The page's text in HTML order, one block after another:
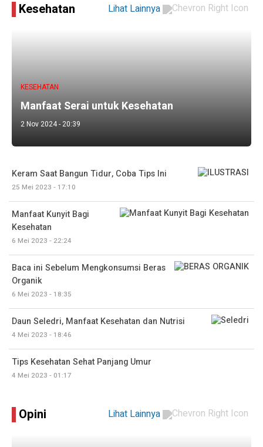
Kesehatan Lihat Lainnya
KESEHATAN
Manfaat Serai untuk Kesehatan
2 Nov 2024 - 20:39
Keram Saat Bangun Tidur, Coba Tips Ini
25 Mei 2023 - 17:10
Manfaat Kunyit Bagi
Kesehatan
6 Mei 2023 - 22:24
Baca ini Sebelum Mengkonsumsi Beras
Organik
6 Mei 2023 - 18:35
Daun Seledri, Manfaat Kesehatan dan Nutrisi
4 Mei 2023 - 18:46
Tips Kesehatan Sehat Panjang Umur
4 Mei 2023 - 01:17
Opini Lihat Lainnya